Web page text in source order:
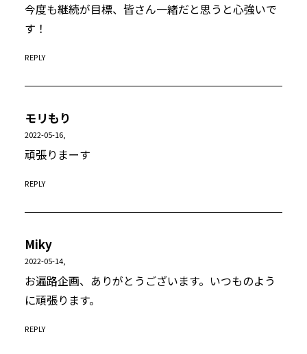
今度も継続が目標、皆さん一緒だと思うと心強いで
す！
REPLY
モリもり
2022-05-16,
頑張りまーす
REPLY
Miky
2022-05-14,
お遍路企画、ありがとうございます。いつものよう
に頑張ります。
REPLY